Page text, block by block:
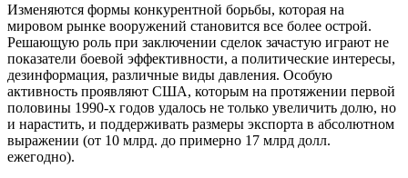
Изменяются формы конкурентной борьбы, которая на
мировом рынке вооружений становится все более острой.
Решающую роль при заключении сделок зачастую играют не
показатели боевой эффективности, а политические интересы,
дезинформация, различные виды давления. Особую
активность проявляют США, которым на протяжении первой
половины 1990-х годов удалось не только увеличить долю, но
и нарастить, и поддерживать размеры экспорта в абсолютном
выражении (от 10 млрд. до примерно 17 млрд долл.
ежегодно).